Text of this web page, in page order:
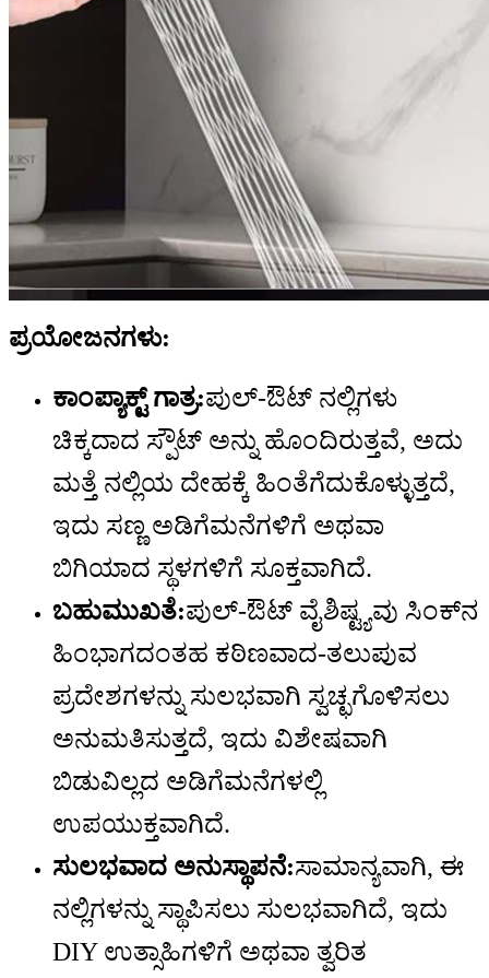
ಪ್ರಯೋಜನಗಳು:
ಕಾಂಪ್ಯಾಕ್ಟ್ ಗಾತ್ರ:ಪುಲ್-ಔಟ್ ನಲ್ಲಿಗಳು
ಚಿಕ್ಕದಾದ ಸ್ಪೌಟ್ ಅನ್ನು ಹೊಂದಿರುತ್ತವೆ, ಅದು
ಮತ್ತೆ ನಲ್ಲಿಯ ದೇಹಕ್ಕೆ ಹಿಂತೆಗೆದುಕೊಳ್ಳುತ್ತದೆ,
ಇದು ಸಣ್ಣ ಅಡಿಗೆಮನೆಗಳಿಗೆ ಅಥವಾ
ಬಿಗಿಯಾದ ಸ್ಥಳಗಳಿಗೆ ಸೂಕ್ತವಾಗಿದೆ.
ಬಹುಮುಖತೆ:ಪುಲ್-ಔಟ್ ವೈಶಿಷ್ಟ್ಯವು ಸಿಂಕ್‌ನ
ಹಿಂಭಾಗದಂತಹ ಕಠಿಣವಾದ-ತಲುಪುವ
ಪ್ರದೇಶಗಳನ್ನು ಸುಲಭವಾಗಿ ಸ್ವಚ್ಛಗೊಳಿಸಲು
ಅನುಮತಿಸುತ್ತದೆ, ಇದು ವಿಶೇಷವಾಗಿ
ಬಿಡುವಿಲ್ಲದ ಅಡಿಗೆಮನೆಗಳಲ್ಲಿ
ಉಪಯುಕ್ತವಾಗಿದೆ.
ಸುಲಭವಾದ ಅನುಸ್ಥಾಪನೆ:ಸಾಮಾನ್ಯವಾಗಿ, ಈ
ನಲ್ಲಿಗಳನ್ನು ಸ್ಥಾಪಿಸಲು ಸುಲಭವಾಗಿದೆ, ಇದು
DIY ಉತ್ಸಾಹಿಗಳಿಗೆ ಅಥವಾ ತ್ವರಿತ